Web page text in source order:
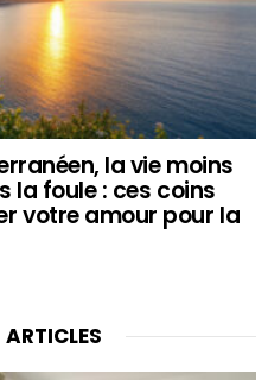
la vie moins
la foule : ces coins
votre amour pour la
ARTICLES